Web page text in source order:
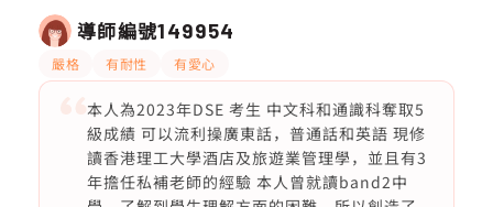
導師編號149954
嚴格 有耐性 有愛心
本人為2023年DSE 考生 中文科和通識科奪取5
級成績 可以流利操廣東話，普通話和英語 現修
讀香港理工大學酒店及旅遊業管理學，並且有3
年擔任私補老師的經驗 本人曾就讀band2中